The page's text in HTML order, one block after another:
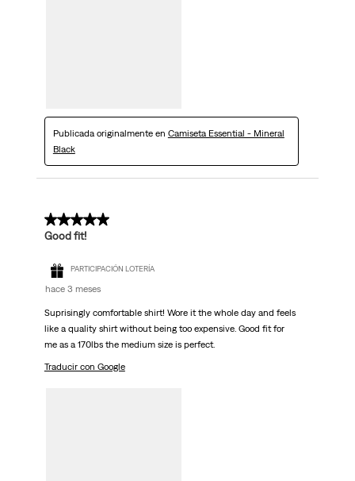
Publicada originalmente en Camiseta Essential - Mineral
Black
5 de 5 estrellas.
Good fit!
PARTICIPACIÓN LOTERÍA
hace 3 meses
Suprisingly comfortable shirt! Wore it the whole day and feels
like a quality shirt without being too expensive. Good fit for
me as a 170lbs the medium size is perfect.
Traducir con Google